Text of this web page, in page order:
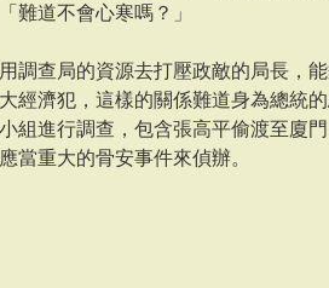
難道不會心寒嗎？」
調查局的資源去打壓政敵的局長，
經濟犯，這樣的關係難道身為總統
組進行調查，包含張高平偷渡至廈
當重大的骨安事件來偵辦。